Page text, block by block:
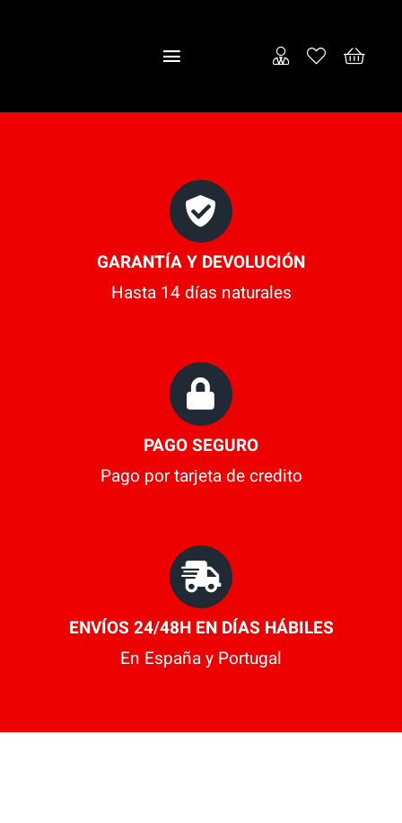
Toggle
Navigation
Puertas
Tienda
GARANTÍA Y DEVOLUCIÓN
Hasta 14 días naturales
PAGO SEGURO
Pago por tarjeta de credito
ENVÍOS 24/48H EN DÍAS HÁBILES
En España y Portugal